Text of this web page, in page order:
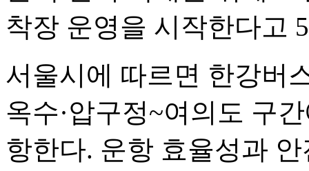
착장 운영을 시작한다고
서울시에 따르면 한강버
옥수·압구정~여의도 구
항한다. 운항 효율성과